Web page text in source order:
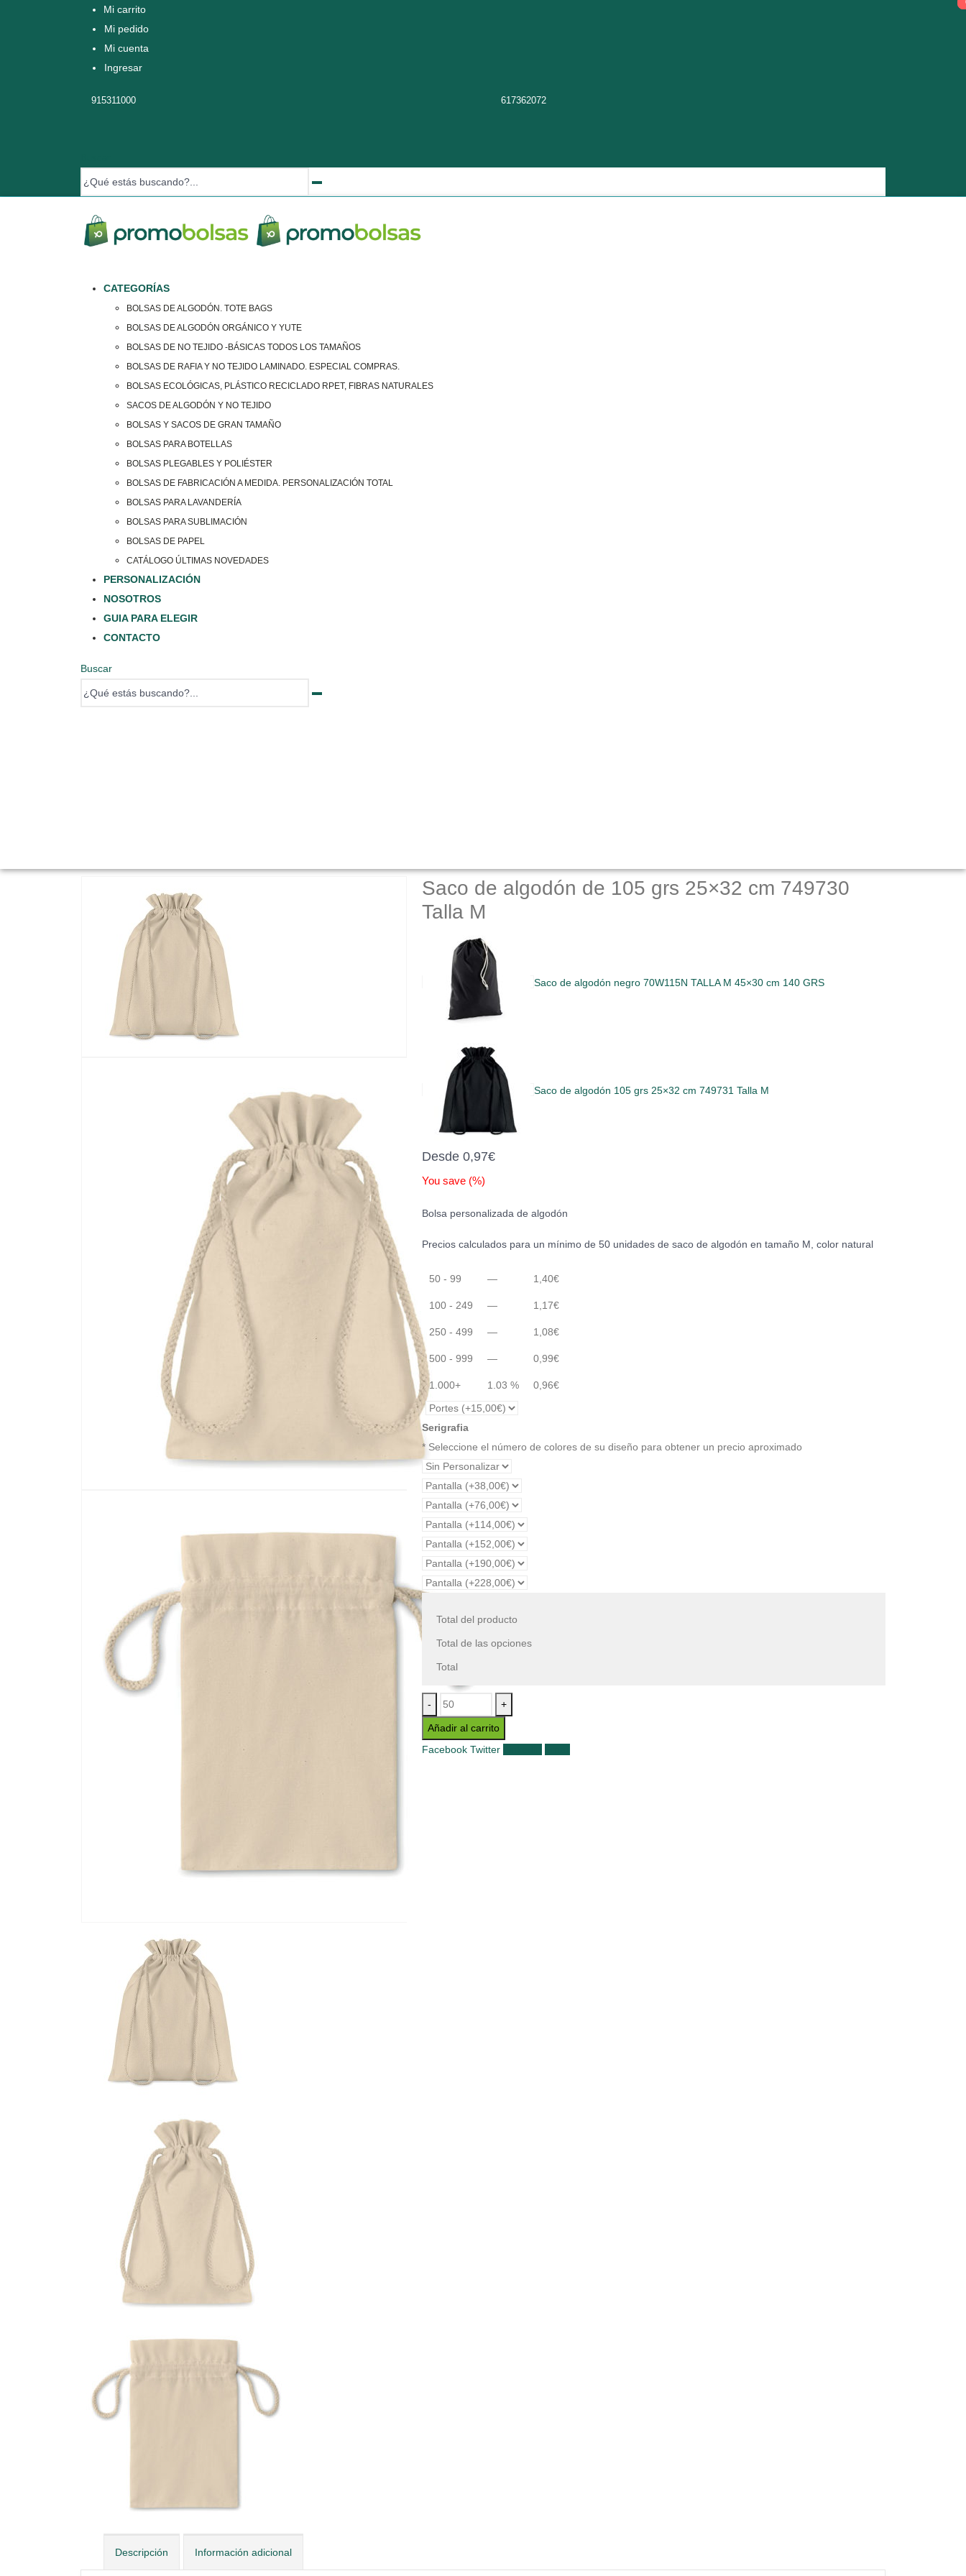
Mi carrito
Mi pedido
Mi cuenta
Ingresar
915311000 617362072
CATEGORÍAS
BOLSAS DE ALGODÓN. TOTE BAGS
BOLSAS DE ALGODÓN ORGÁNICO Y YUTE
BOLSAS DE NO TEJIDO -BÁSICAS TODOS LOS TAMAÑOS
BOLSAS DE RAFIA Y NO TEJIDO LAMINADO. ESPECIAL COMPRAS.
BOLSAS ECOLÓGICAS, PLÁSTICO RECICLADO RPET, FIBRAS NATURALES
SACOS DE ALGODÓN Y NO TEJIDO
BOLSAS Y SACOS DE GRAN TAMAÑO
BOLSAS PARA BOTELLAS
BOLSAS PLEGABLES Y POLIÉSTER
BOLSAS DE FABRICACIÓN A MEDIDA. PERSONALIZACIÓN TOTAL
BOLSAS PARA LAVANDERÍA
BOLSAS PARA SUBLIMACIÓN
BOLSAS DE PAPEL
CATÁLOGO ÚLTIMAS NOVEDADES
PERSONALIZACIÓN
NOSOTROS
GUIA PARA ELEGIR
CONTACTO
Buscar
Saco de algodón de 105 grs 25×32 cm 749730
Talla M
Saco de algodón negro 70W115N TALLA M 45×30 cm 140 GRS
Saco de algodón 105 grs 25×32 cm 749731 Talla M
Desde 0,97€
You save (%)
Bolsa personalizada de algodón
Precios calculados para un mínimo de 50 unidades de saco de algodón en tamaño M, color natural
50 - 99 — 1,40€
100 - 249 — 1,17€
250 - 499 — 1,08€
500 - 999 — 0,99€
1.000+ 1.03 % 0,96€
Serigrafia
* Seleccione el número de colores de su diseño para obtener un precio aproximado
Total del producto
Total de las opciones
Total
- +
Añadir al carrito
Facebook Twitter
Descripción Información adicional